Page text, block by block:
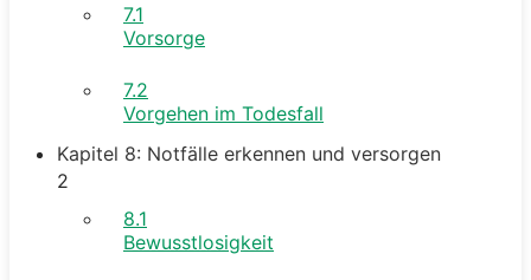
7.1
Vorsorge
7.2
Vorgehen im Todesfall
Kapitel 8: Notfälle erkennen und versorgen
2
8.1
Bewusstlosigkeit